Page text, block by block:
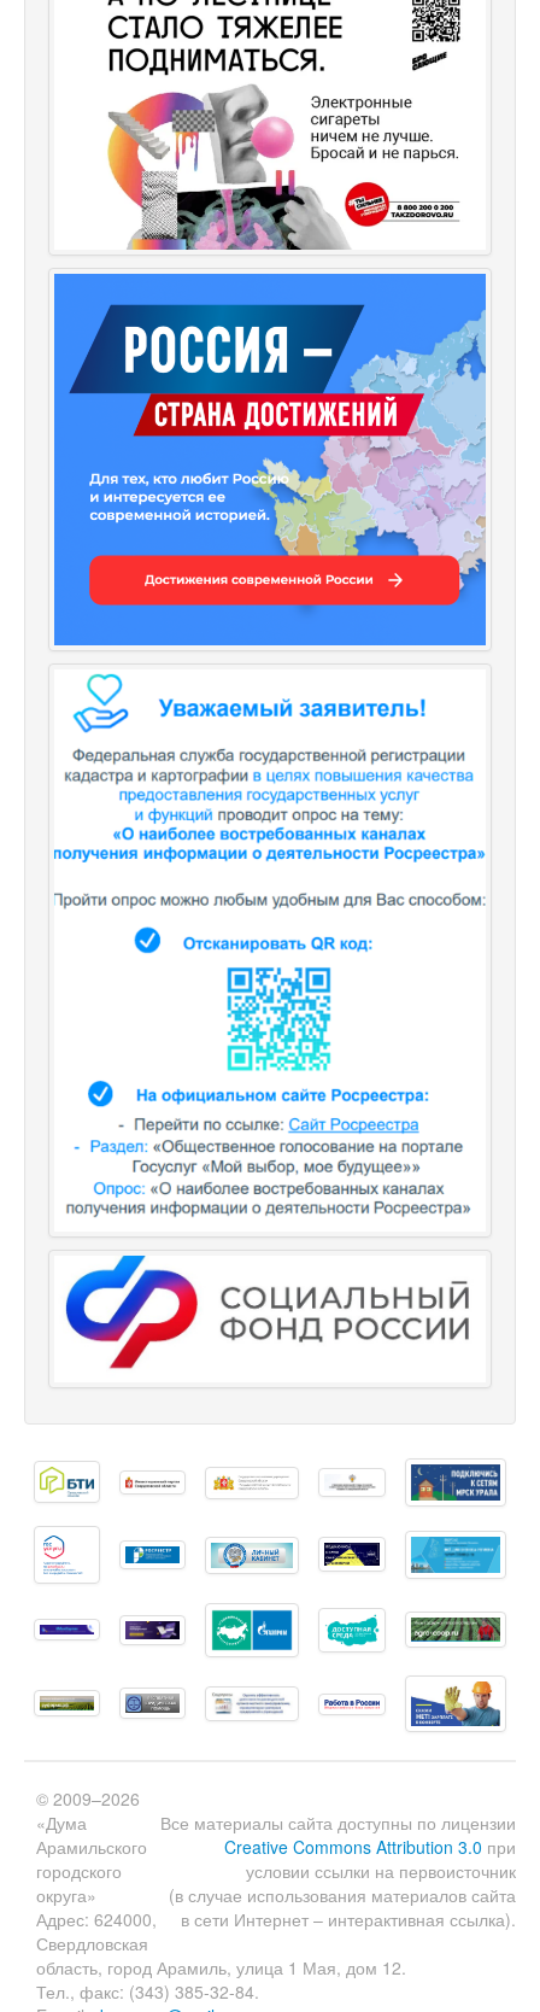
Все материалы сайта доступны по лицензии
Creative Commons Attribution 3.0 при
условии ссылки на первоисточник
(в случае использования материалов сайта
в сети Интернет – интерактивная ссылка).
© 2009–2026
«Дума
Арамильского
городского
округа»
Адрес: 624000,
Свердловская
область, город Арамиль, улица 1 Мая, дом 12.
Тел., факс: (343) 385-32-84.